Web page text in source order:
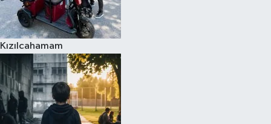
Kızılcahamam